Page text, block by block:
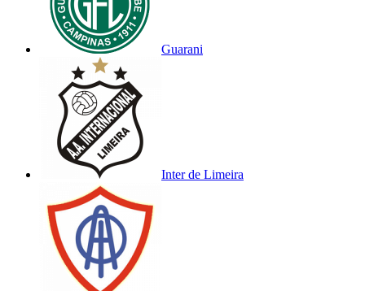
Guarani
Inter de Limeira